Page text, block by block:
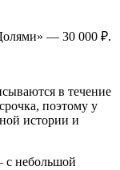
— 30 000 ₽.
в течение
поэтому у
истории и
с небольшой